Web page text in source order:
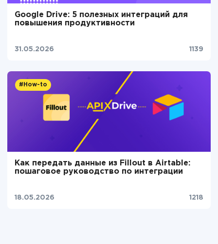
Google Drive: 5 полезных интеграций для
повышения продуктивности
31.05.2026 1139
#How-to
Как передать данные из Fillout в Airtable:
пошаговое руководство по интеграции
18.05.2026 1218